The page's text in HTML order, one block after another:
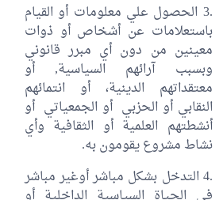
.3 الحصول علي معلومات أو القيام
باستعلامات عن أشخاص أو ذوات
معينين من دون أي مبرر قانوني
وبسبب آرائهم السياسية, أو
معتقداتهم الدينية، أو انتمائهم
النقابي أو الحزبي أو الجمعياتي أو
أنشطتهم العلمية أو الثقافية وأي
نشاط مشروع يقومون به.
.4 التدخل بشكل مباشر أوغير مباشر